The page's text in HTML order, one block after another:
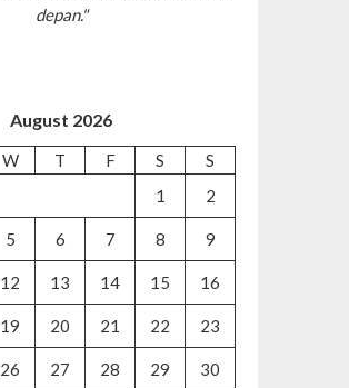
depan."
August 2026
W T F S
S
1
2
5 6 7 8 9
12 13 14 15 16
19 20 21 22 23
26 27 28 29 30